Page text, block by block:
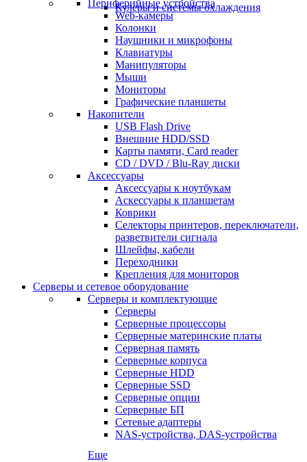
Кулеры и системы охлаждения
Периферийные устройства
Web-камеры
Колонки
Наушники и микрофоны
Клавиатуры
Манипуляторы
Мыши
Мониторы
Графические планшеты
Накопители
USB Flash Drive
Внешние HDD/SSD
Карты памяти, Card reader
CD / DVD / Blu-Ray диски
Аксессуары
Аксессуары к ноутбукам
Аскессуары к планшетам
Коврики
Селекторы принтеров, переключатели,
разветвители сигнала
Шлейфы, кабели
Переходники
Крепления для мониторов
Серверы и сетевое оборудование
Серверы и комплектующие
Серверы
Серверные процессоры
Серверные материнские платы
Серверная память
Серверные корпуса
Серверные HDD
Серверные SSD
Серверные опции
Серверные БП
Сетевые адаптеры
NAS-устройства, DAS-устройства
Еще